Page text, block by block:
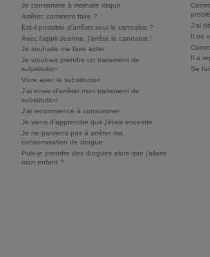
Je consomme à moindre risque
Arrêter, comment faire ?
Est-il possible d'arrêter seul le cannabis ?
Avec l'appli Jeanne, j'arrête le cannabis !
Je souhaite me faire aider
Je voudrais prendre un traitement de
substitution
Vivre avec la substitution
J'ai envie d'arrêter mon traitement de
substitution
J'ai recommencé à consommer
Je viens d'apprendre que j'étais enceinte
Je ne parviens pas à arrêter ma
consommation de drogue
Puis-je prendre des drogues alors que j'allaite
mon enfant ?
J'ai
Il ne
Il a
Se